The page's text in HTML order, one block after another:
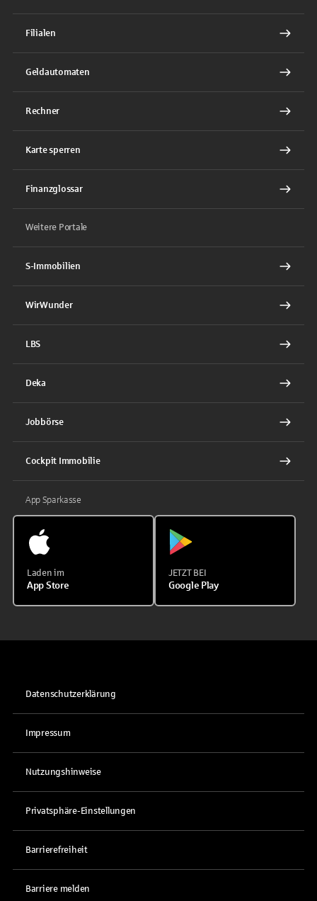
Filialen
Geldautomaten
Rechner
Karte sperren
Finanzglossar
Weitere Portale
S-Immobilien
WirWunder
LBS
Deka
Jobbörse
Cockpit Immobilie
App Sparkasse
Laden im
App Store
JETZT BEI
Google Play
Datenschutzerklärung
Impressum
Nutzungshinweise
Privatsphäre-Einstellungen
Barrierefreiheit
Barriere melden